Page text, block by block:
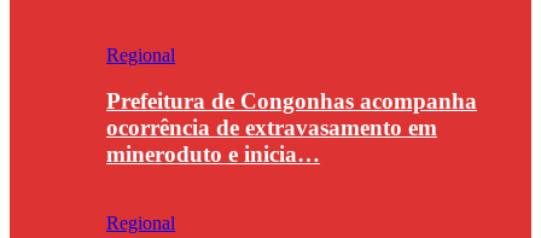
Regional
Prefeitura de Congonhas acompanha
ocorrência de extravasamento em
mineroduto e inicia…
Regional